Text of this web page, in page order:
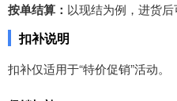
按单结算： 以现结为例，进货后
扣补说明
扣补仅适用于“特价促销”活动。